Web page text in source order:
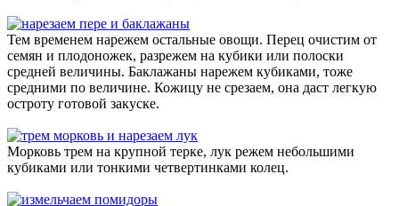
Тем временем нарежем остальные овощи. Перец очистим от
семян и плодоножек, разрежем на кубики или полоски
средней величины. Баклажаны нарежем кубиками, тоже
средними по величине. Кожицу не срезаем, она даст легкую
остроту готовой закуске.
Морковь трем на крупной терке, лук режем небольшими
кубиками или тонкими четвертинками колец.